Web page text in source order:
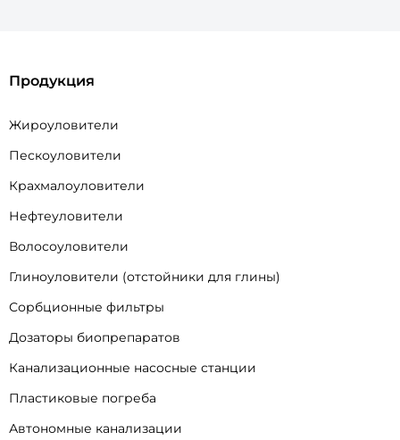
Продукция
Жироуловители
Пескоуловители
Крахмалоуловители
Нефтеуловители
Волосоуловители
Глиноуловители (отстойники для глины)
Сорбционные фильтры
Дозаторы биопрепаратов
Канализационные насосные станции
Пластиковые погреба
Автономные канализации